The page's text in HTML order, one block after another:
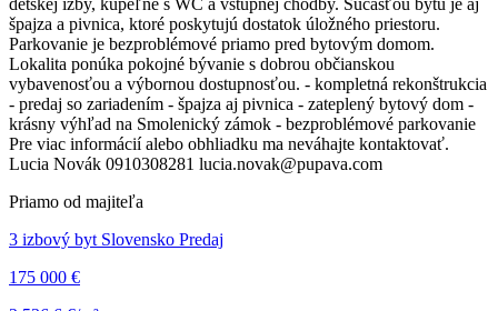
špajza a pivnica, ktoré poskytujú dostatok úložného priestoru.
Parkovanie je bezproblémové priamo pred bytovým domom.
Lokalita ponúka pokojné bývanie s dobrou občianskou
vybavenosťou a výbornou dostupnosťou. - kompletná rekonštrukcia
- predaj so zariadením - špajza aj pivnica - zateplený bytový dom -
krásny výhľad na Smolenický zámok - bezproblémové parkovanie
Pre viac informácií alebo obhliadku ma neváhajte kontaktovať.
Lucia Novák 0910308281 lucia.novak@pupava.com
Priamo od majiteľa
3 izbový byt Slovensko Predaj
175 000 €